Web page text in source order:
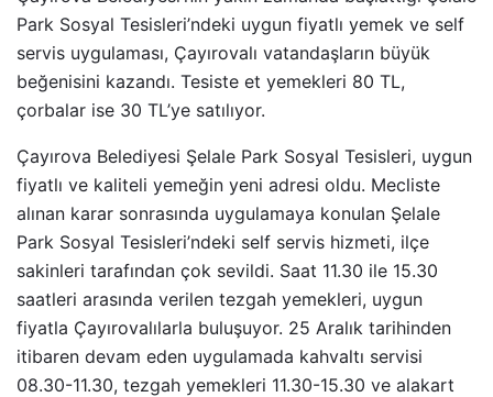
Park Sosyal Tesisleri’ndeki uygun fiyatlı yemek ve self
servis uygulaması, Çayırovalı vatandaşların büyük
beğenisini kazandı. Tesiste et yemekleri 80 TL,
çorbalar ise 30 TL’ye satılıyor.
Çayırova Belediyesi Şelale Park Sosyal Tesisleri, uygun
fiyatlı ve kaliteli yemeğin yeni adresi oldu. Mecliste
alınan karar sonrasında uygulamaya konulan Şelale
Park Sosyal Tesisleri’ndeki self servis hizmeti, ilçe
sakinleri tarafından çok sevildi. Saat 11.30 ile 15.30
saatleri arasında verilen tezgah yemekleri, uygun
fiyatla Çayırovalılarla buluşuyor. 25 Aralık tarihinden
itibaren devam eden uygulamada kahvaltı servisi
08.30-11.30, tezgah yemekleri 11.30-15.30 ve alakart